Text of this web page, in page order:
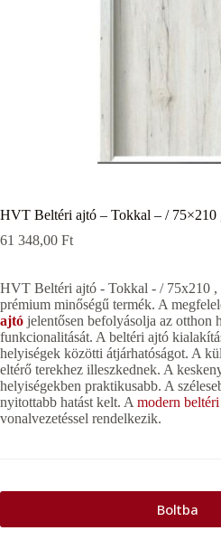
HVT Beltéri ajtó – Tokkal – / 75×210
61 348,00 Ft
HVT Beltéri ajtó - Tokkal - / 75x210 ,
prémium minőségű termék. A
ajtó jelentősen befolyásolja az otthon
funkcionalitását. A beltéri ajtó
helyiségek közötti átjárhatóságot. A
eltérő terekhez illeszkednek. A
helyiségekben praktikusabb. A
nyitottabb hatást kelt. A modern
vonalvezetéssel rendelkezik.
Boltba